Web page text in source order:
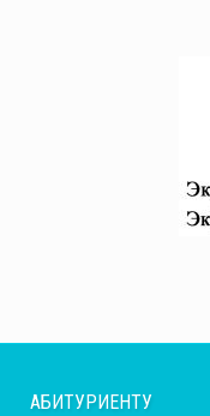
АБИТУРИЕНТУ